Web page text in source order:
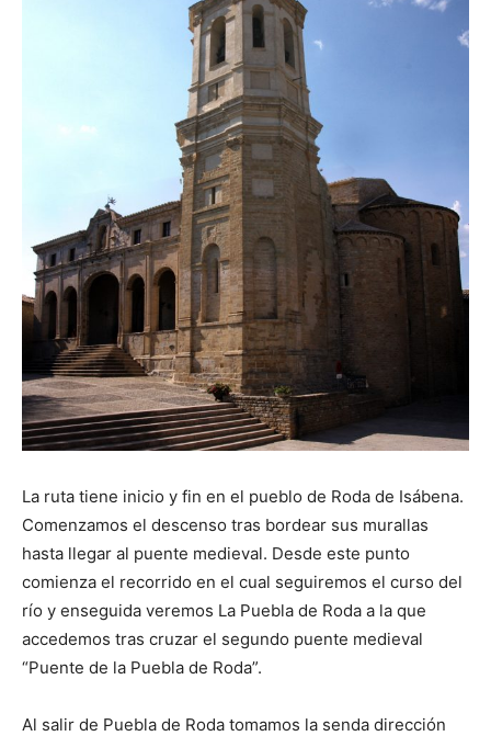
La ruta tiene inicio y fin en el pueblo de Roda de Isábena.
Comenzamos el descenso tras bordear sus murallas
hasta llegar al puente medieval. Desde este punto
comienza el recorrido en el cual seguiremos el curso del
río y enseguida veremos La Puebla de Roda a la que
accedemos tras cruzar el segundo puente medieval
“Puente de la Puebla de Roda”.
Al salir de Puebla de Roda tomamos la senda dirección